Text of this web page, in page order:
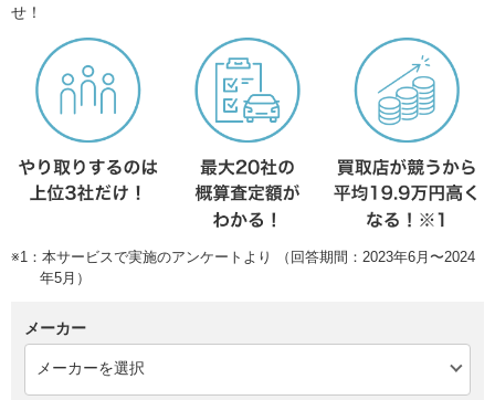
せ！
※1：本サービスで実施のアンケートより （回答期間：2023年6月〜2024
年5月）
メーカー